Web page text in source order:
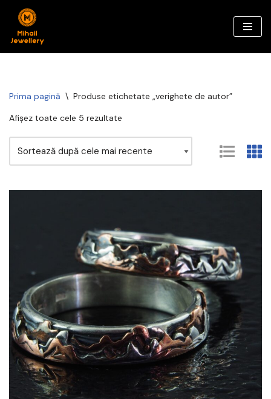
Sari
la
Prima pagină \ Produse etichetate „verighete de autor”
Afișez toate cele 5 rezultate